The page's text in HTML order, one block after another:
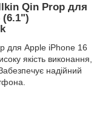
Qin Prop для
(6.1")
для Apple iPhone 16
якість виконання,
надійний